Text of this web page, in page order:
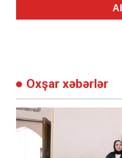
Oxşar xəbərlər